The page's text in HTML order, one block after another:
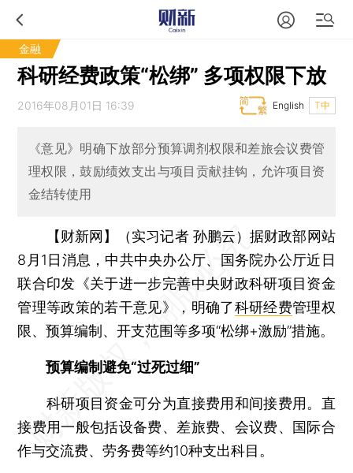
金融
科研经费政策“松绑” 多项权限下放
2016年08月01日 16:39 T中
English
《意见》明确下放部分预算调剂权限和差旅会议费管
理权限，鼓励绩效支出与项目贡献挂钩，允许项目资
金结转使用
【财新网】（实习记者 孙鹏云）据财政部网站
8月1日消息，中共中央办公厅、国务院办公厅近日
联合印发《关于进一步完善中央财政科研项目资金
管理等政策的若干意见》，明确了科研经费管理权
限、预算编制、开支范围等多项“松绑+激励”措施。
预算编制避免“过死过细”
科研项目资金可分为直接费用和间接费用。直
接费用一般包括设备费、差旅费、会议费、国际合
作与交流费、劳务费等约10种支出科目。